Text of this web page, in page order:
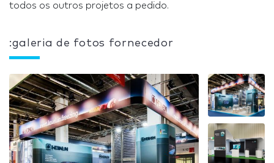
todos os outros projetos a pedido.
:galeria de fotos fornecedor